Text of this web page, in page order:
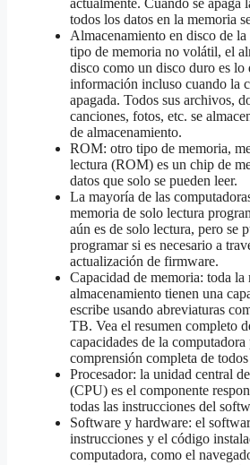
actualmente. Cuando se apaga
todos los datos en la memoria
Almacenamiento en disco de
tipo de memoria no volátil, el
disco como un disco duro es lo
información incluso cuando la
apagada. Todos sus archivos,
canciones, fotos, etc. se
de almacenamiento.
ROM: otro tipo de memoria,
lectura (ROM) es un chip de
datos que solo se pueden leer.
La mayoría de las
memoria de solo lectura
aún es de solo lectura, pero se
programar si es necesario a
actualización de firmware.
Capacidad de memoria: toda la
almacenamiento tienen una
escribe usando abreviaturas
TB. Vea el resumen completo
capacidades de la computadora
comprensión completa de
Procesador: la unidad central
(CPU) es el componente
todas las instrucciones del
Software y hardware: el
instrucciones y el código
computadora, como el